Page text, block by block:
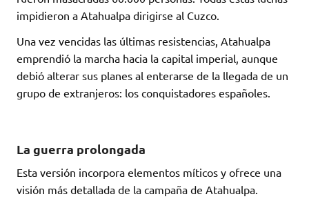
impidieron a Atahualpa dirigirse al Cuzco.
Una vez vencidas las últimas resistencias, Atahualpa
emprendió la marcha hacia la capital imperial, aunque
debió alterar sus planes al enterarse de la llegada de un
grupo de extranjeros: los conquistadores españoles.
La guerra prolongada
Esta versión incorpora elementos míticos y ofrece una
visión más detallada de la campaña de Atahualpa.